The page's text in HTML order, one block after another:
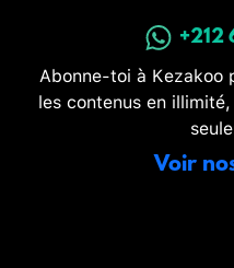
+212
Abonne-toi à
les contenus en
Voir